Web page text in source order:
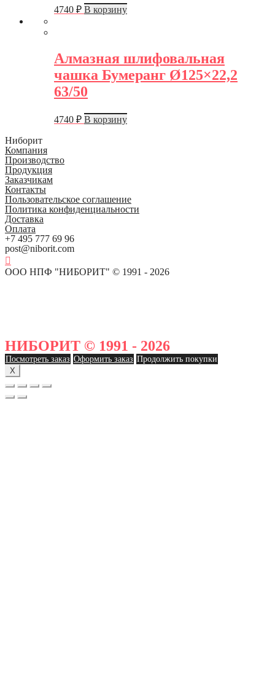
4740 ₽ В корзину
Алмазная шлифовальная
чашка Бумеранг Ø125×22,2
63/50
4740 ₽ В корзину
Ниборит
Компания
Производство
Продукция
Заказчикам
Контакты
Пользовательское соглашение
Политика конфиденциальности
Доставка
Оплата
+7 495 777 69 96
post@niborit.com
ООО НПФ "НИБОРИТ" © 1991 - 2026
НИБОРИТ © 1991 - 2026
Посмотреть заказ Оформить заказ Продолжить покупки
X